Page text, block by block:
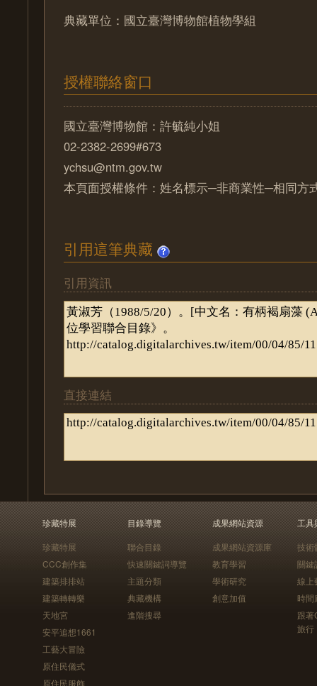
典藏單位：國立臺灣博物館植物學組
授權聯絡窗口
國立臺灣博物館：許毓純小姐
02-2382-2699#673
ychsu@ntm.gov.tw
本頁面授權條件：姓名標示─非商業性─相同方
引用這筆典藏
引用資訊
直接連結
珍藏特展
珍藏特展
CCC創作集
建築排排站
建築轉轉樂
天地宮
安平追想1661
工藝大冒險
原住民儀式
原住民服飾
目錄導覽
聯合目錄
快速關鍵詞導覽
主題分類
典藏機構
進階搜尋
成果網站資源
成果網站資源庫
教育學習
學術研究
創意加值
工具
技術
關鍵
線上
時間
跟
旅行